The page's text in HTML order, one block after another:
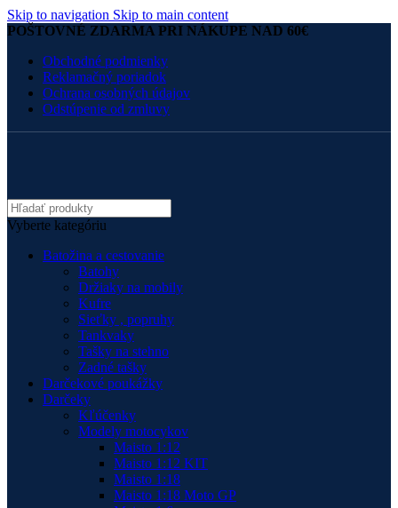
Skip to navigation Skip to main content
POŠTOVNÉ ZDARMA PRI NÁKUPE NAD 60€
Obchodné podmienky
Reklamačný poriadok
Ochrana osobných údajov
Odstúpenie od zmluvy
Vyberte kategóriu
Batožina a cestovanie
Batohy
Držiaky na mobily
Kufre
Sieťky , popruhy
Tankvaky
Tašky na stehno
Zadné tašky
Darčekové poukážky
Darčeky
Kľúčenky
Modely motocykov
Maisto 1:12
Maisto 1:12 KIT
Maisto 1:18
Maisto 1:18 Moto GP